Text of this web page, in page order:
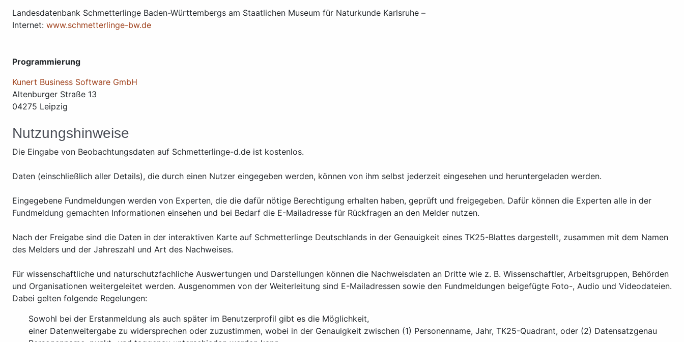
Landesdatenbank Schmetterlinge Baden-Württembergs am Staatlichen Museum für Naturkunde Karlsruhe –
Internet: www.schmetterlinge-bw.de
Programmierung
Kunert Business Software GmbH
Altenburger Straße 13
04275 Leipzig
Nutzungshinweise
Die Eingabe von Beobachtungsdaten auf Schmetterlinge-d.de ist kostenlos.
Daten (einschließlich aller Details), die durch einen Nutzer eingegeben werden, können von ihm selbst jederzeit eingesehen und heruntergeladen werden.
Eingegebene Fundmeldungen werden von Experten, die die dafür nötige Berechtigung erhalten haben, geprüft und freigegeben. Dafür können die Experten alle in der
Fundmeldung gemachten Informationen einsehen und bei Bedarf die E-Mailadresse für Rückfragen an den Melder nutzen.
Nach der Freigabe sind die Daten in der interaktiven Karte auf Schmetterlinge Deutschlands in der Genauigkeit eines TK25-Blattes dargestellt, zusammen mit dem Namen
des Melders und der Jahreszahl und Art des Nachweises.
Für wissenschaftliche und naturschutzfachliche Auswertungen und Darstellungen können die Nachweisdaten an Dritte wie z. B. Wissenschaftler, Arbeitsgruppen, Behörden
und Organisationen weitergeleitet werden. Ausgenommen von der Weiterleitung sind E-Mailadressen sowie den Fundmeldungen beigefügte Foto-, Audio und Videodateien.
Dabei gelten folgende Regelungen:
Sowohl bei der Erstanmeldung als auch später im Benutzerprofil gibt es die Möglichkeit,
einer Datenweitergabe zu widersprechen oder zuzustimmen, wobei in der Genauigkeit zwischen (1) Personenname, Jahr, TK25-Quadrant, oder (2) Datensatzgenau